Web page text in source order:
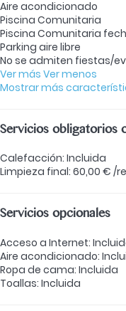
Aire acondicionado
Piscina Comunitaria
Piscina Comunitaria
Parking aire libre
No se admiten fiestas/
Ver más Ver menos
Mostrar más
Servicios obligatorios
Calefacción: Incluida
Limpieza final: 60,00 € /
Servicios opcionales
Acceso a Internet:
Aire acondicionado:
Ropa de cama: Incluida
Toallas: Incluida